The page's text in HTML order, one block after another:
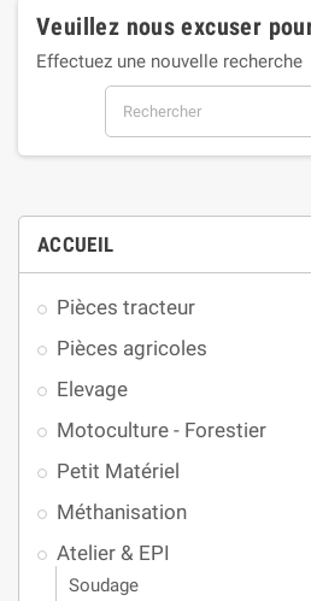
ACCUEIL
Pièces tracteur
Pièces agricoles
Elevage
Motoculture - Forestier
Petit Matériel
Méthanisation
Atelier & EPI
Soudage
Veuillez nous excuser
Effectuez une nouvelle recherche